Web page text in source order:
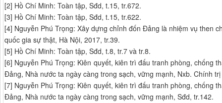
[2] Hồ Chí Minh: Toàn tập, Sđd, t.15, tr.672.
[3] Hồ Chí Minh: Toàn tập, Sđd, t.15, tr.622.
[4] Nguyễn Phú Trọng: Xây dựng chỉnh đốn Đảng là nhiệm vụ then
quốc gia sự thật, Hà Nội, 2017, tr.39.
[5] Hồ Chí Minh: Toàn tập, Sđd, t.8, tr.7 và tr.8.
[6] Nguyễn Phú Trọng: Kiên quyết, kiên trì đấu tranh phòng, chống
Đảng, Nhà nước ta ngày càng trong sạch, vững mạnh, Nxb. Chính
[7] Nguyễn Phú Trọng: Kiên quyết, kiên trì đấu tranh phòng, chống
Đảng, Nhà nước ta ngày càng trong sạch, vững mạnh, Sđd, tr.142.